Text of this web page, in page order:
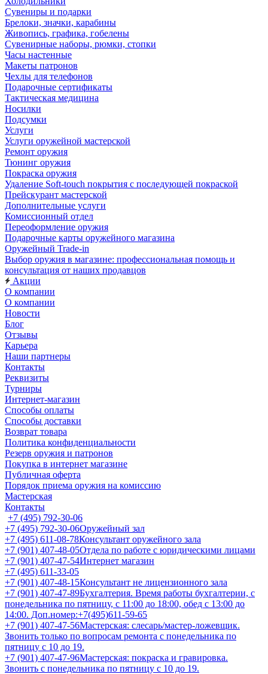
Сувениры и подарки
Брелоки, значки, карабины
Живопись, графика, гобелены
Сувенирные наборы, рюмки, стопки
Часы настенные
Макеты патронов
Чехлы для телефонов
Подарочные сертификаты
Тактическая медицина
Носилки
Подсумки
Услуги
Услуги оружейной мастерской
Ремонт оружия
Тюнинг оружия
Покраска оружия
Удаление Soft-touch покрытия с последующей покраской
Прейскурант мастерской
Дополнительные услуги
Комиссионный отдел
Переоформление оружия
Подарочные карты оружейного магазина
Оружейный Trade-in
Выбор оружия в магазине: профессиональная помощь и
консультация от наших продавцов
Акции
О компании
О компании
Новости
Блог
Отзывы
Карьера
Наши партнеры
Контакты
Реквизиты
Турниры
Интернет-магазин
Способы оплаты
Способы доставки
Возврат товара
Политика конфиденциальности
Резерв оружия и патронов
Покупка в интернет магазине
Публичная оферта
Порядок приема оружия на комиссию
Мастерская
Контакты
+7 (495) 792-30-06
+7 (495) 792-30-06Оружейный зал
+7 (495) 611-08-78Консультант оружейного зала
+7 (901) 407-48-05Отдела по работе с юридическими лицами
+7 (901) 407-47-54Интернет магазин
+7 (495) 611-33-05
+7 (901) 407-48-15Консультант не лицензионного зала
+7 (901) 407-47-89Бухгалтерия. Время работы бухгалтерии, с
понедельника по пятницу, с 11:00 до 18:00, обед с 13:00 до
14:00. Доп.номер:+7(495)611-59-65
+7 (901) 407-47-56Мастерская: слесарь/мастер-ложевщик.
Звонить только по вопросам ремонта с понедельника по
пятницу с 10 до 19.
+7 (901) 407-47-96Мастерская: покраска и гравировка.
Звонить с понедельника по пятницу с 10 до 19.